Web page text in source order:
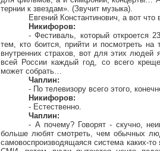
тернии к звездам». (Звучит музыка).
Евгений Константинович, а вот
Никифоров:
- Фестиваль, который откроется
тем, кто боится, прийти и посмотреть
внутренних страхов, вот для этих
всей России каждый год, со всего
может собрать…
Чаплин:
- По телевизору всего этого,
Никифоров:
- Естественно.
Чаплин:
- А почему? Говорят - скучно,
больше любят смотреть, чем обычных
самовоспроизводящаяся система каких-